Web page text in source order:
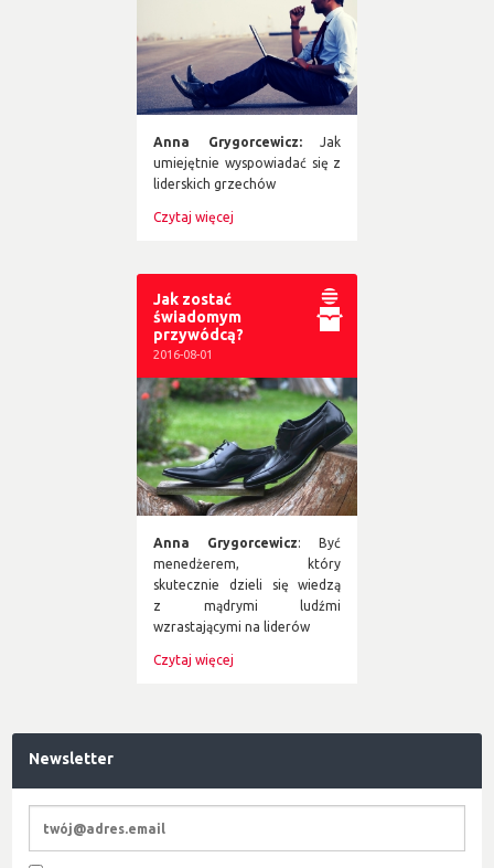
Anna Grygorcewicz:Jak
umiejętnie wyspowiadać się z
liderskich grzechów
Czytaj więcej
Jak zostać
świadomym
przywódcą?
2016-08-01
Anna Grygorcewicz: Być
menedżerem, który
skutecznie dzieli się wiedzą
z mądrymi ludźmi
wzrastającymi na liderów
Czytaj więcej
Newsletter